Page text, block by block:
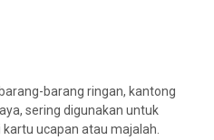
barang ringan, kantong
sering digunakan untuk
ucapan atau majalah.